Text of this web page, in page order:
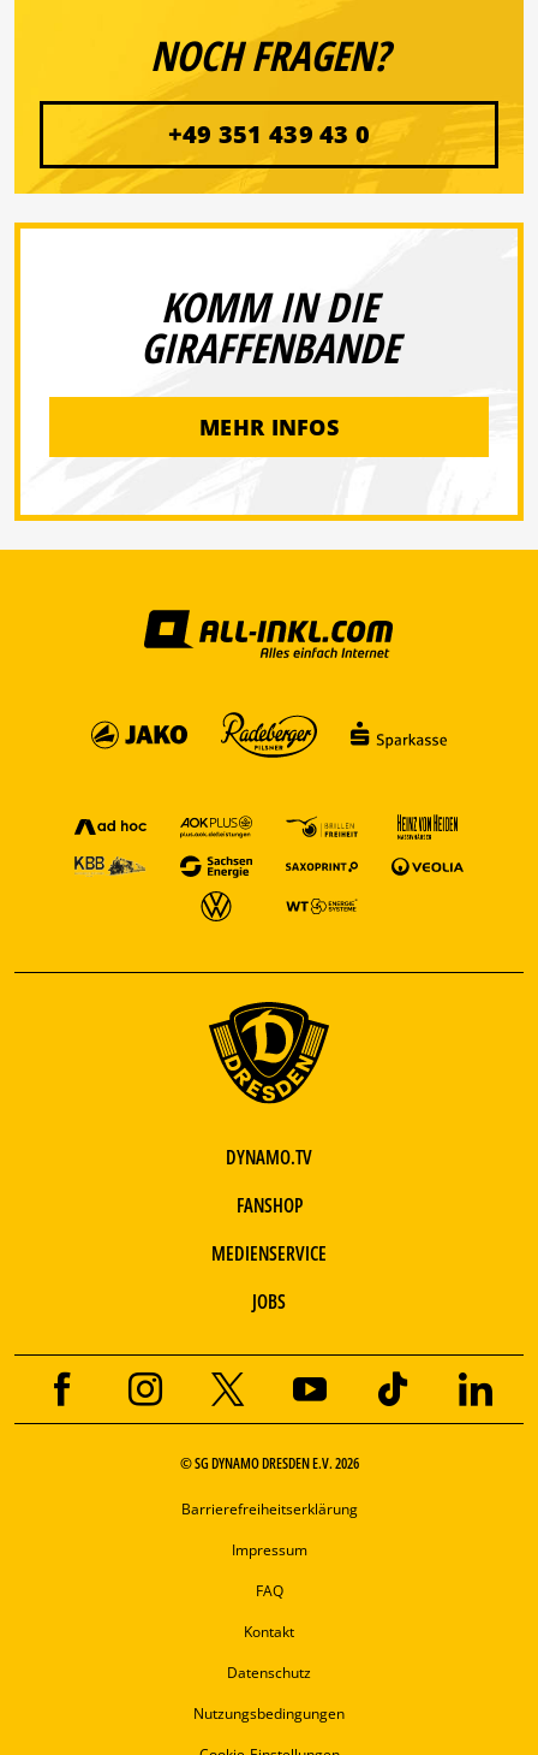
NOCH FRAGEN?
+49 351 439 43 0
KOMM IN DIE
GIRAFFENBANDE
MEHR INFOS
DYNAMO.TV
FANSHOP
MEDIENSERVICE
JOBS
© SG DYNAMO DRESDEN E.V. 2026
Barrierefreiheitserklärung
Impressum
FAQ
Kontakt
Datenschutz
Nutzungsbedingungen